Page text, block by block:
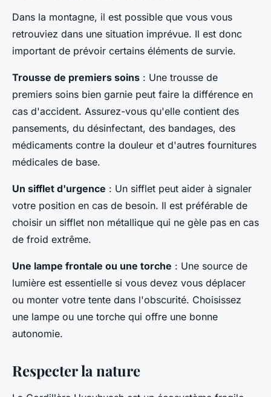
Dans la montagne, il est possible que vous vous
retrouviez dans une situation imprévue. Il est donc
important de prévoir certains éléments de survie.
Trousse de premiers soins : Une trousse de
premiers soins bien garnie peut faire la différence en
cas d'accident. Assurez-vous qu'elle contient des
pansements, du désinfectant, des bandages, des
médicaments contre la douleur et d'autres fournitures
médicales de base.
Un sifflet d'urgence : Un sifflet peut aider à signaler
votre position en cas de besoin. Il est préférable de
choisir un sifflet non métallique qui ne gèle pas en cas
de froid extrême.
Une lampe frontale ou une torche : Une source de
lumière est essentielle si vous devez vous déplacer
ou monter votre tente dans l'obscurité. Choisissez
une lampe ou une torche qui offre une bonne
autonomie.
Respecter la nature